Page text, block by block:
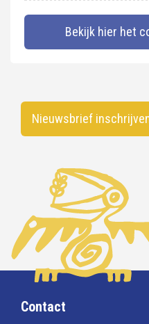
Bekijk hier het
Nieuwsbrief
Contact